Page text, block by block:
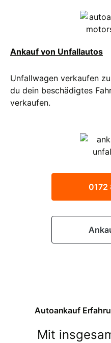
Ankauf von Unfallautos
Unfallwagen verkaufen
du dein beschädigtes
verkaufen.
0172
Autoankauf
Mit